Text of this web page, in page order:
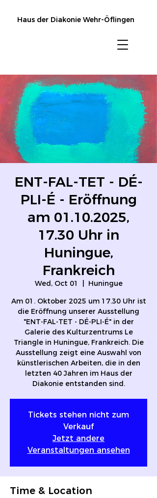
Haus der Diakonie Wehr-Öflingen
ENT-FAL-TET - DÉ-
PLI-É - Eröffnung
am 01.10.2025,
17.30 Uhr in
Huningue,
Frankreich
Wed, Oct 01
Huningue
Am 01. Oktober 2025 um 17.30 Uhr ist
die Eröffnung unserer Ausstellung
"ENT-FAL-TET - DÉ-PLI-É" in der
Galerie des Kulturzentrums Le
Triangle in Huningue, Frankreich. Die
Ausstellung zeigt eine Auswahl von
künstlerischen Arbeiten, die in den
letzten 40 Jahren im Haus der
Diakonie entstanden sind.
Tickets stehen nicht zum
Verkauf
Jetzt andere
Veranstaltungen ansehen
Time & Location